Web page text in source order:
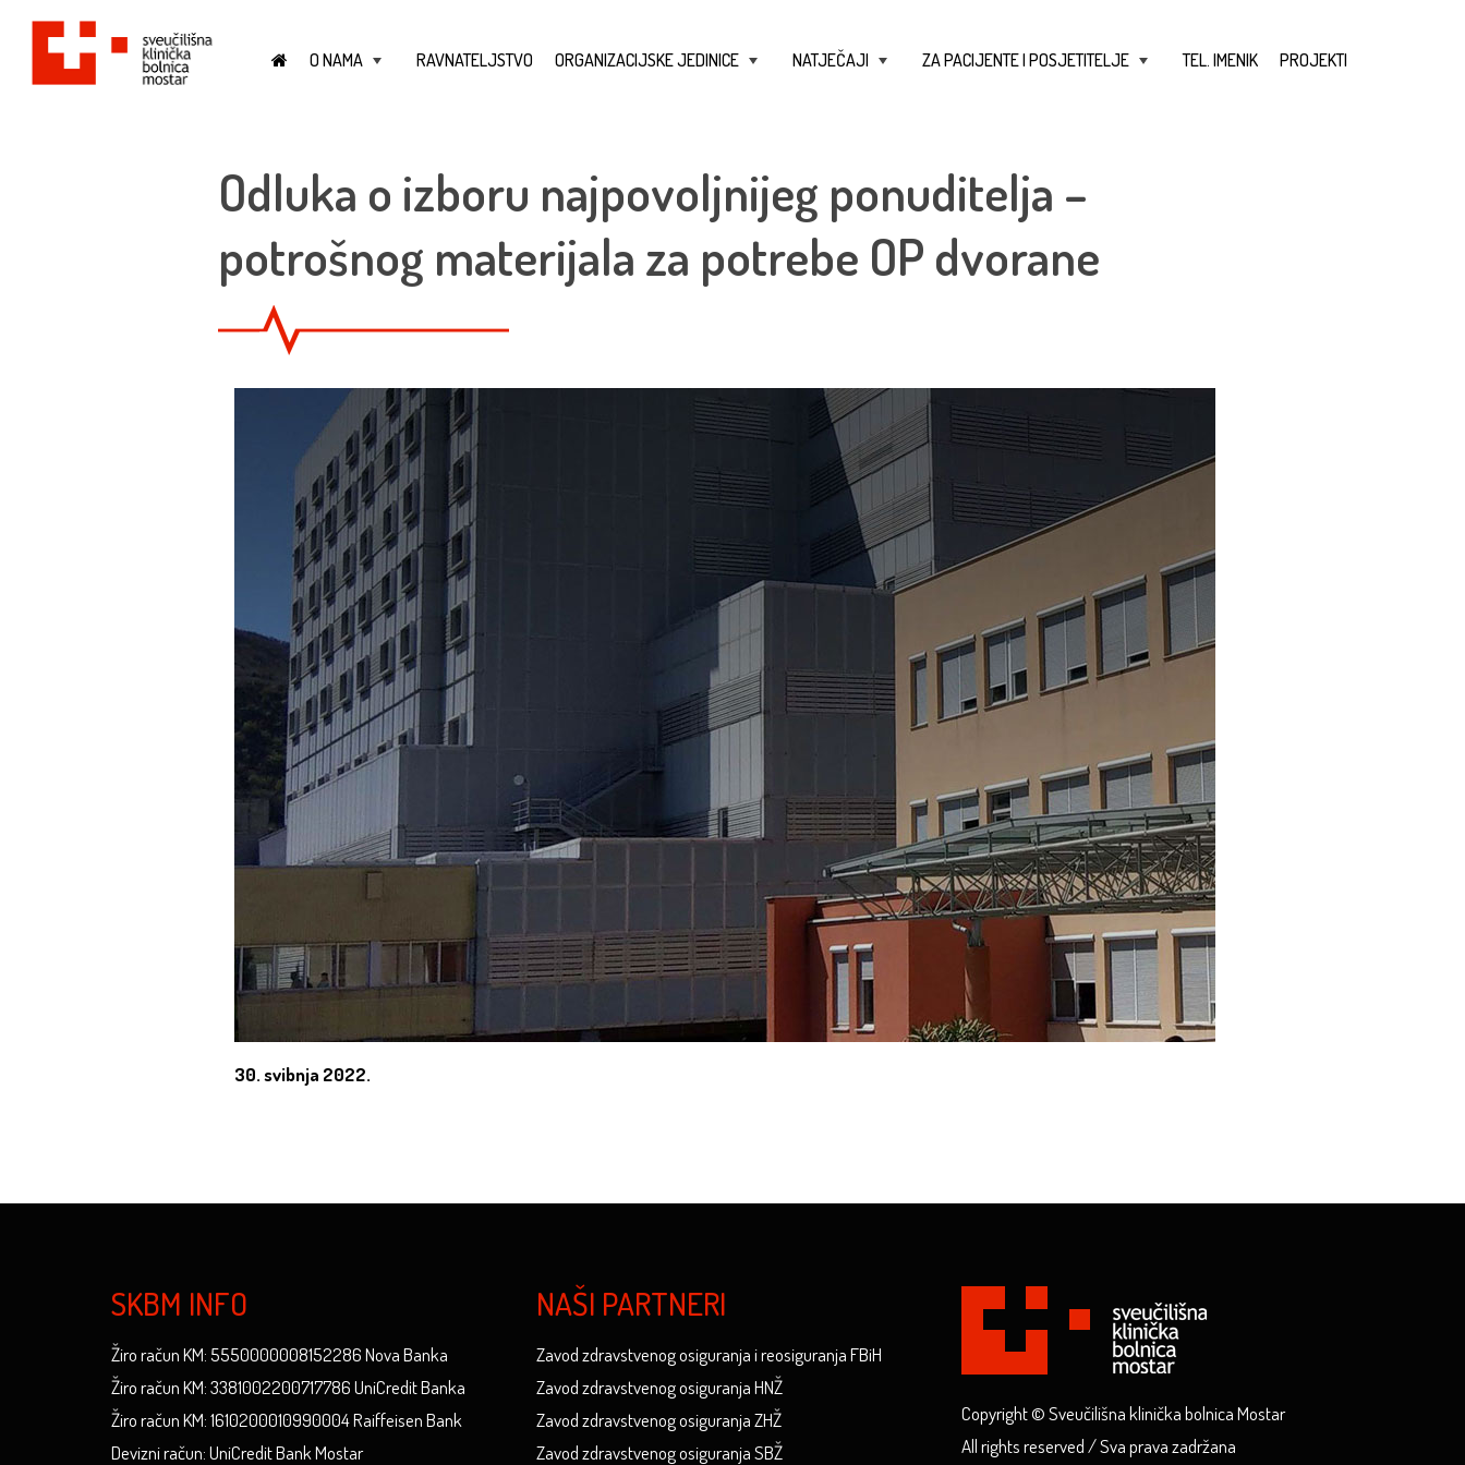
O NAMA RAVNATELJSTVO ORGANIZACIJSKE JEDINICE NATJEČAJI ZA PACIJENTE I POSJETITELJE TEL. IMENIK PROJEKTI
Odluka o izboru najpovoljnijeg ponuditelja –
potrošnog materijala za potrebe OP dvorane
30. svibnja 2022.
SKBM INFO
Žiro račun KM: 5550000008152286 Nova Banka
Žiro račun KM: 3381002200717786 UniCredit Banka
Žiro račun KM: 1610200010990004 Raiffeisen Bank
Devizni račun: UniCredit Bank Mostar
NAŠI PARTNERI
Zavod zdravstvenog osiguranja i reosiguranja FBiH
Zavod zdravstvenog osiguranja HNŽ
Zavod zdravstvenog osiguranja ZHŽ
Zavod zdravstvenog osiguranja SBŽ
Copyright © Sveučilišna klinička bolnica Mostar
All rights reserved / Sva prava zadržana